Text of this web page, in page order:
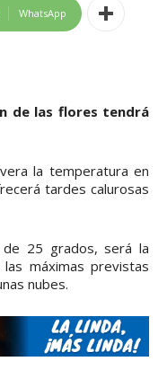
WhatsApp
de las flores tendrá
la temperatura en
tardes calurosas
25 grados, será la
máximas previstas
nubes.